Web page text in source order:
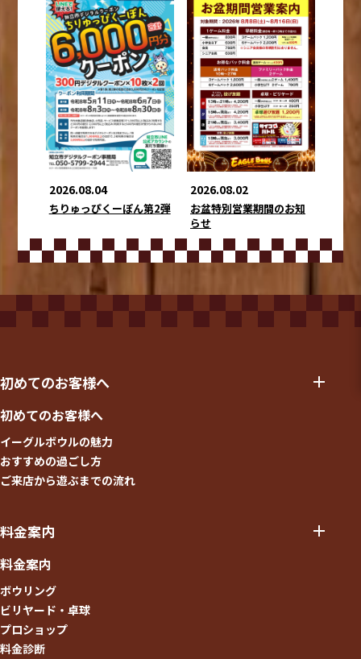
2026.08.04
ちりゅっぴくーぽん第2弾
2026.08.02
お盆特別営業期間のお知
らせ
初めてのお客様へ
初めてのお客様へ
イーグルボウルの魅力
おすすめの過ごし方
ご来店から遊ぶまでの流れ
料金案内
料金案内
ボウリング
ビリヤード・卓球
プロショップ
料金診断